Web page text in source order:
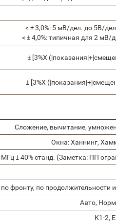
< ± 3,0%: 5 мВ/дел. до 5В/
< ± 4,0%: типичная для 2 мВ/
± [3%X
± [3%X
Сложение, вычитание,
Окна: Ханнинг,
± 40% станд. (Заметка: ПП
по фронту, по продолжительности
Авто,
К1-2,